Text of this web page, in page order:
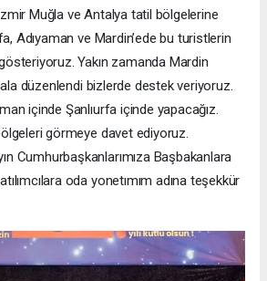
Muğla ve Antalya tatil bölgelerine
Adıyaman ve Mardin’ede bu turistlerin
Yakın zamanda Mardin
düzenlendi bizlerde destek veriyoruz.
içinde Şanlıurfa içinde yapacağız.
görmeye davet ediyoruz.
Cumhurbaşkanlarımıza Başbakanlara
oda yonetımım adına teşekkür